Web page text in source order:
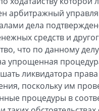
арбитражный
дела
средств и
что по данному
упрощенная
ликвидатора
поскольку им
процедуры в